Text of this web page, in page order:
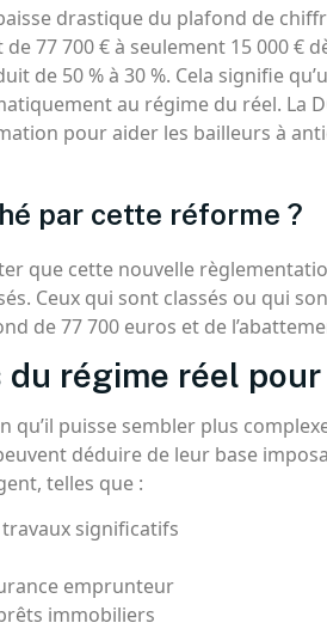
drastique du plafond de
77 700 € à seulement 15 000 €
de 50 % à 30 %. Cela signifie
au régime du réel. La
pour aider les bailleurs à
par cette réforme ?
que cette nouvelle
Ceux qui sont classés ou qui
de 77 700 euros et de
du régime réel
qu’il puisse sembler plus
déduire de leur base
telles que :
travaux significatifs
emprunteur
immobiliers